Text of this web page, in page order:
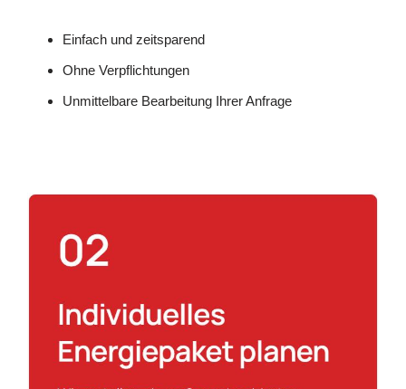
Einfach und zeitsparend
Ohne Verpflichtungen
Unmittelbare Bearbeitung Ihrer Anfrage